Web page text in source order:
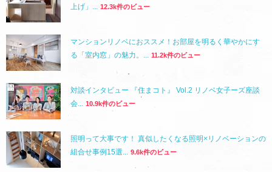
上げ」... 12.3k件のビュー
マンションリノベにおススメ！お部屋を明るく華やかにす
る「室内窓」の魅力。...
11.2k件のビュー
対談インタビュー 『住まコト』 Vol.2 リノベ女子ーズ座談
会...
10.9k件のビュー
照明って大事です！ 真似したくなる照明×リノベーションの
組合せ事例15選...
9.6k件のビュー